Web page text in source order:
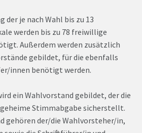
der je nach Wahl bis zu 13
werden bis zu 78 freiwillige
Außerdem werden zusätzlich
gebildet, für die ebenfalls
innen benötigt werden.
ein Wahlvorstand gebildet, der die
Stimmabgabe sicherstellt.
gehören der/die Wahlvorsteher/in,